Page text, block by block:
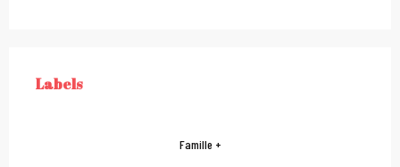
Offres de prestations
LABELS
Labels
Famille +